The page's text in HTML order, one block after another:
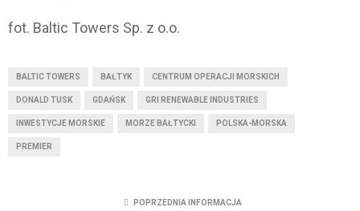
fot. Baltic Towers Sp. z o.o.
BALTIC TOWERS BAŁTYK CENTRUM OPERACJI MORSKICH
DONALD TUSK GDAŃSK GRI RENEWABLE INDUSTRIES
INWESTYCJE MORSKIE MORZE BAŁTYCKI POLSKA-MORSKA
PREMIER
POPRZEDNIA INFORMACJA